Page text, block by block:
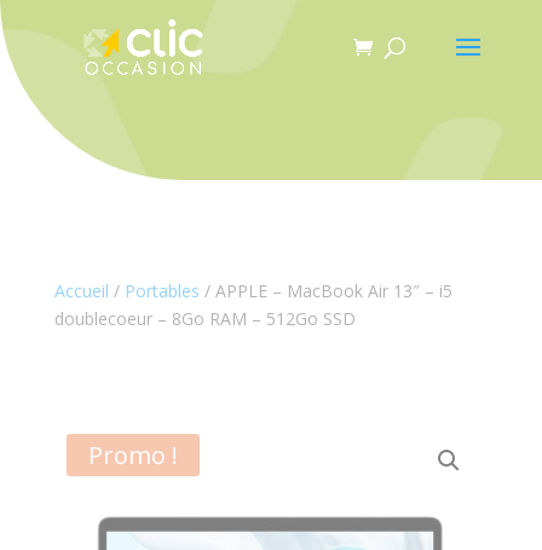
Accueil / Portables / APPLE – MacBook Air 13″ – i5
doublecoeur – 8Go RAM – 512Go SSD
Promo !
Panneau de gestion des cookies